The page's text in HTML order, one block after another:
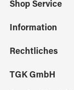
Shop Service
Information
Rechtliches
TGK GmbH